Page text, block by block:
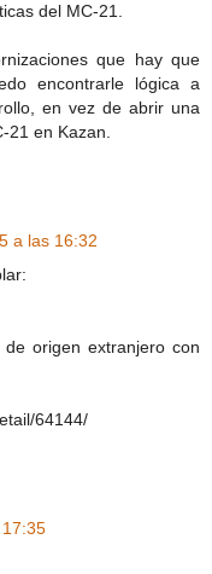
del MC-21.
que hay que
encontrarle lógica a
en vez de abrir una
21 en Kazan.
a las 16:32
origen extranjero con
64144/